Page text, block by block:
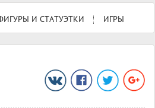
И СТАТУЭТКИ ИГРЫ